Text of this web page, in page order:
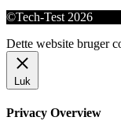
©Tech-Test 2026
Dette website bruger
Luk
Privacy Overview